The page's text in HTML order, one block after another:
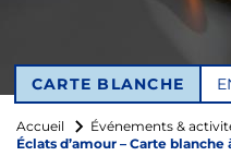
CARTE BLANCHE
Accueil
Événements &
Éclats d’amour – Carte